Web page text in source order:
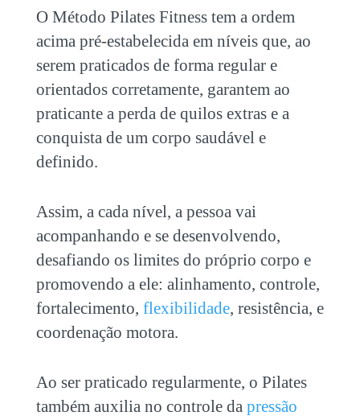
O Método Pilates Fitnesstem a ordem
acima pré-estabelecida em níveis que, ao
serem praticados de forma regular e
orientados corretamente, garantem ao
praticante a perda de quilos extras e a
conquista de um corpo saudável e
definido.
Assim, a cada nível, a pessoa vai
acompanhando e se desenvolvendo,
desafiando os limites do próprio corpo e
promovendo a ele: alinhamento, controle,
fortalecimento, flexibilidade, resistência, e
coordenação motora.
Ao ser praticado regularmente, o Pilates
também auxilia no controle da pressão